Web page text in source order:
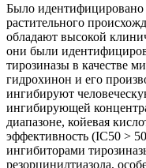
Было идентифицировано
растительного
обладают высокой
они были
тирозиназы в качестве
гидрохинон и его
ингибируют
ингибирующей
диапазоне, койевая
эффективность (IC50 >
ингибиторами
резорцинилтиазола,